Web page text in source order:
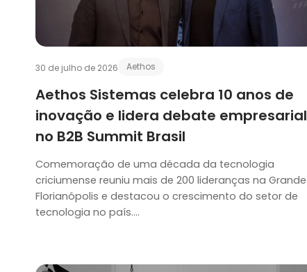
30 de julho de 2026 Aethos
Aethos Sistemas celebra 10 anos de
inovação e lidera debate empresarial
no B2B Summit Brasil
Comemoração de uma década da tecnologia
criciumense reuniu mais de 200 lideranças na Grande
Florianópolis e destacou o crescimento do setor de
tecnologia no país….